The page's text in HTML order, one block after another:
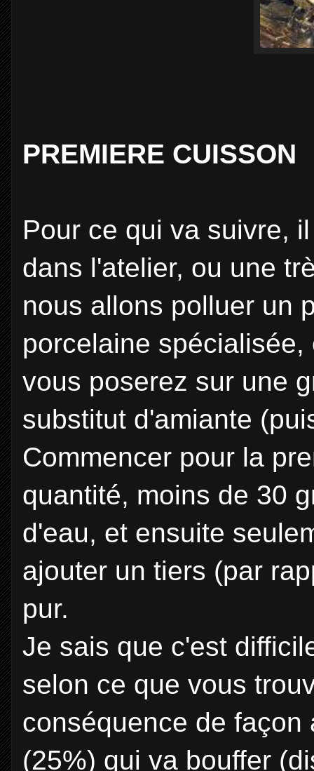
PREMIERE CUISSON
Pour ce qui va suivre,
dans l'atelier, ou une
nous allons polluer un
porcelaine
vous poserez sur une
substitut d'amiante
Commencer pour la
quantité, moins de 30
d'eau, et ensuite
ajouter un tiers (par
pur.
Je sais que c'est
selon ce que vous
conséquence de
(25%) qui va bouffer